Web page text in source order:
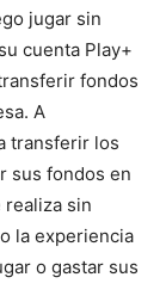
jugar sin
cuenta Play+
fondos
A
transferir los
sus fondos en
sin
la experiencia
o gastar sus